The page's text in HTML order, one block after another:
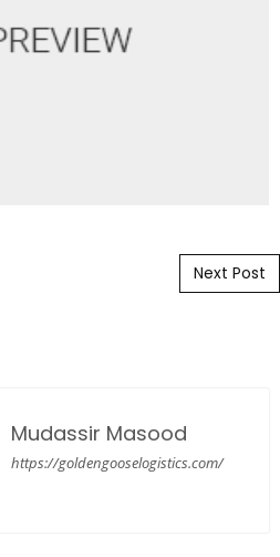
Next Post
Mudassir Masood
https://goldengooselogistics.com/